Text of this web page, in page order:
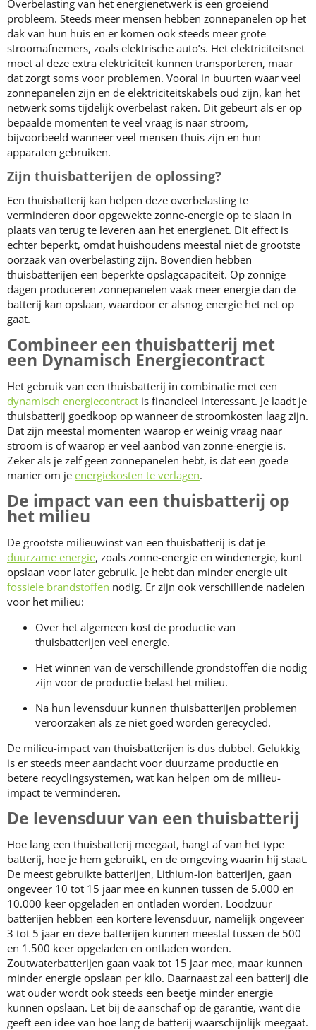
Overbelasting van het energienetwerk is een groeiend
probleem. Steeds meer mensen hebben zonnepanelen op het
dak van hun huis en er komen ook steeds meer grote
stroomafnemers, zoals elektrische auto’s. Het elektriciteitsnet
moet al deze extra elektriciteit kunnen transporteren, maar
dat zorgt soms voor problemen. Vooral in buurten waar veel
zonnepanelen zijn en de elektriciteitskabels oud zijn, kan het
netwerk soms tijdelijk overbelast raken. Dit gebeurt als er op
bepaalde momenten te veel vraag is naar stroom,
bijvoorbeeld wanneer veel mensen thuis zijn en hun
apparaten gebruiken.
Zijn thuisbatterijen de oplossing?
Een thuisbatterij kan helpen deze overbelasting te
verminderen door opgewekte zonne-energie op te slaan in
plaats van terug te leveren aan het energienet. Dit effect is
echter beperkt, omdat huishoudens meestal niet de grootste
oorzaak van overbelasting zijn. Bovendien hebben
thuisbatterijen een beperkte opslagcapaciteit. Op zonnige
dagen produceren zonnepanelen vaak meer energie dan de
batterij kan opslaan, waardoor er alsnog energie het net op
gaat.
Combineer een thuisbatterij met
een Dynamisch Energiecontract
Het gebruik van een thuisbatterij in combinatie met een
dynamisch energiecontract is financieel interessant. Je laadt je
thuisbatterij goedkoop op wanneer de stroomkosten laag zijn.
Dat zijn meestal momenten waarop er weinig vraag naar
stroom is of waarop er veel aanbod van zonne-energie is.
Zeker als je zelf geen zonnepanelen hebt, is dat een goede
manier om je energiekosten te verlagen.
De impact van een thuisbatterij op
het milieu
De grootste milieuwinst van een thuisbatterij is dat je
duurzame energie, zoals zonne-energie en windenergie, kunt
opslaan voor later gebruik. Je hebt dan minder energie uit
fossiele brandstoffen nodig. Er zijn ook verschillende nadelen
voor het milieu:
Over het algemeen kost de productie van
thuisbatterijen veel energie.
Het winnen van de verschillende grondstoffen die nodig
zijn voor de productie belast het milieu.
Na hun levensduur kunnen thuisbatterijen problemen
veroorzaken als ze niet goed worden gerecycled.
De milieu-impact van thuisbatterijen is dus dubbel. Gelukkig
is er steeds meer aandacht voor duurzame productie en
betere recyclingsystemen, wat kan helpen om de milieu-
impact te verminderen.
De levensduur van een thuisbatterij
Hoe lang een thuisbatterij meegaat, hangt af van het type
batterij, hoe je hem gebruikt, en de omgeving waarin hij staat.
De meest gebruikte batterijen, Lithium-ion batterijen, gaan
ongeveer 10 tot 15 jaar mee en kunnen tussen de 5.000 en
10.000 keer opgeladen en ontladen worden. Loodzuur
batterijen hebben een kortere levensduur, namelijk ongeveer
3 tot 5 jaar en deze batterijen kunnen meestal tussen de 500
en 1.500 keer opgeladen en ontladen worden.
Zoutwaterbatterijen gaan vaak tot 15 jaar mee, maar kunnen
minder energie opslaan per kilo. Daarnaast zal een batterij die
wat ouder wordt ook steeds een beetje minder energie
kunnen opslaan. Let bij de aanschaf op de garantie, want die
geeft een idee van hoe lang de batterij waarschijnlijk meegaat.